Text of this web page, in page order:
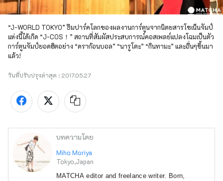
“J-WORLD TOKYO” ธีมปาร์คโลกของผลงานการ์ตูนจากนิตยสารโชเน็นจัมป์
แห่งนี้ได้เกิด “J-COS！” สถานที่สัมผัสประสบการณ์คอสเพลย์แปลงโฉมเป็นตัว
การ์ตูนจัมป์ยอดฮิตอย่าง “ดราก้อนบอล” “นารูโตะ” “กินทามะ” และอื่นๆขึ้นมา
แล้ว!
วันที่ปรับปรุงล่าสุด : 2017.05.27
บทความโดย
Miho Moriya
Tokyo,Japan
MATCHA editor and freelance writer. Born,